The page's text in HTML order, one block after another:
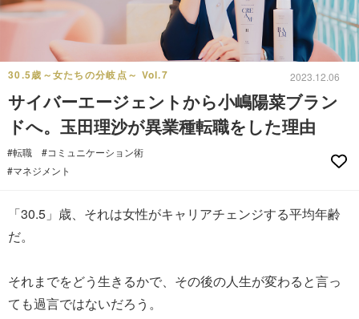
30.5歳～女たちの分岐点～ Vol.7 2023.12.06
サイバーエージェントから小嶋陽菜ブラン
ドへ。玉田理沙が異業種転職をした理由
#転職
#コミュニケーション術
#マネジメント
「30.5」歳、それは女性がキャリアチェンジする平均年齢
だ。
それまでをどう生きるかで、その後の人生が変わると言っ
ても過言ではないだろう。